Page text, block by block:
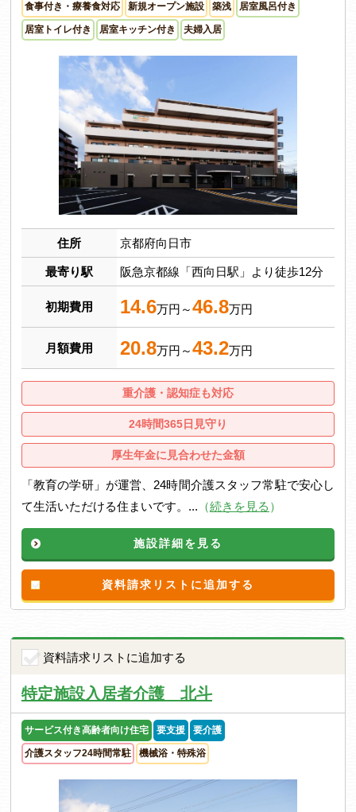
食事付き・療養食対応 新規オープン施設 築浅 居室風呂付き
居室トイレ付き 居室キッチン付き 夫婦入居
住所 京都府向日市
最寄り駅 阪急京都線「西向日駅」より徒歩12分
初期費用 14.6万円～46.8万円
月額費用 20.8万円～43.2万円
重介護・認知症も対応
24時間365日見守り
厚生年金に見合わせた金額
「教育の学研」が運営、24時間介護スタッフ常駐で安心し
て生活いただける住まいです。... （続きを見る ）
施設詳細を見る
資料請求リストに追加する
資料請求リストに追加する
特定施設入居者介護 北斗
サービス付き高齢者向け住宅 要支援 要介護
介護スタッフ24時間常駐 機械浴・特殊浴